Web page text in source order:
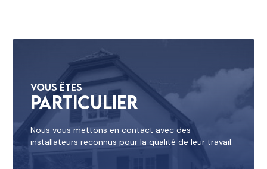
Vous êtes
Particulier
Nous vous mettons en contact avec des
installateurs reconnus pour la qualité de leur travail.